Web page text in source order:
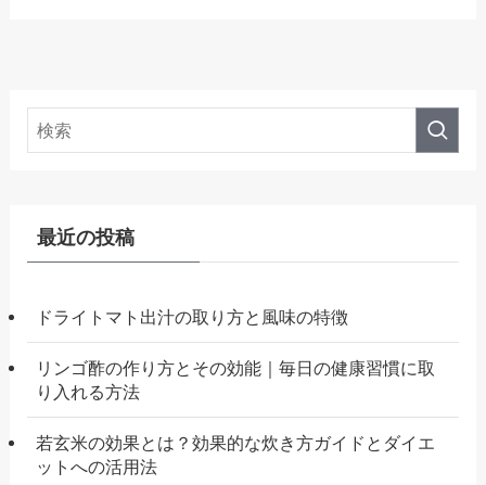
最近の投稿
ドライトマト出汁の取り方と風味の特徴
リンゴ酢の作り方とその効能｜毎日の健康習慣に取
り入れる方法
若玄米の効果とは？効果的な炊き方ガイドとダイエ
ットへの活用法